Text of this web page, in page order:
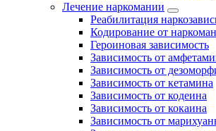
Лечение наркомании
Реабилитация
Кодирование от
Героиновая зависимость
Зависимость от
Зависимость от
Зависимость от кетамина
Зависимость от кодеина
Зависимость от кокаина
Зависимость от